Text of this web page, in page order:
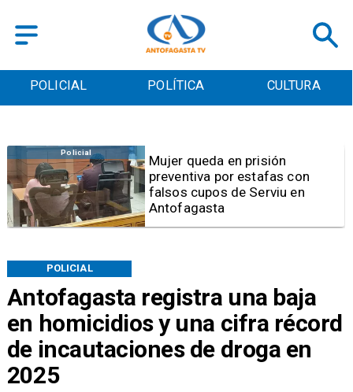
POLICIAL POLÍTICA CULTURA
Antofagasta registra una baja
en homicidios y una cifra récord
de incautaciones de droga en
2025
POLICIAL
Videos
Video | Choferes del
TransAntofagasta piden
sistema mixto de pago